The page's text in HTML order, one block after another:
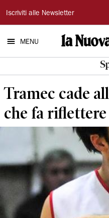
La
Nuova
Ferrara
Iscriviti alle Newsletter
MENU
Tramec cade
che fa riflettere